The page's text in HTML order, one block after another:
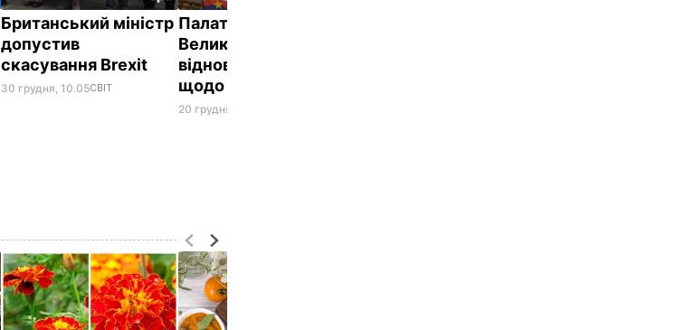
Британський міністр
допустив
скасування Brexit
30 грудня, 10.05СВІТ
Палата громад
Великобританії
відновить дебати
щодо Brexit 9 січня
20 грудня, 20.15